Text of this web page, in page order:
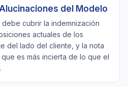
del Modelo
cubrir la indemnización
actuales de los
del lado del cliente, y la nota
es más incierta de lo que el